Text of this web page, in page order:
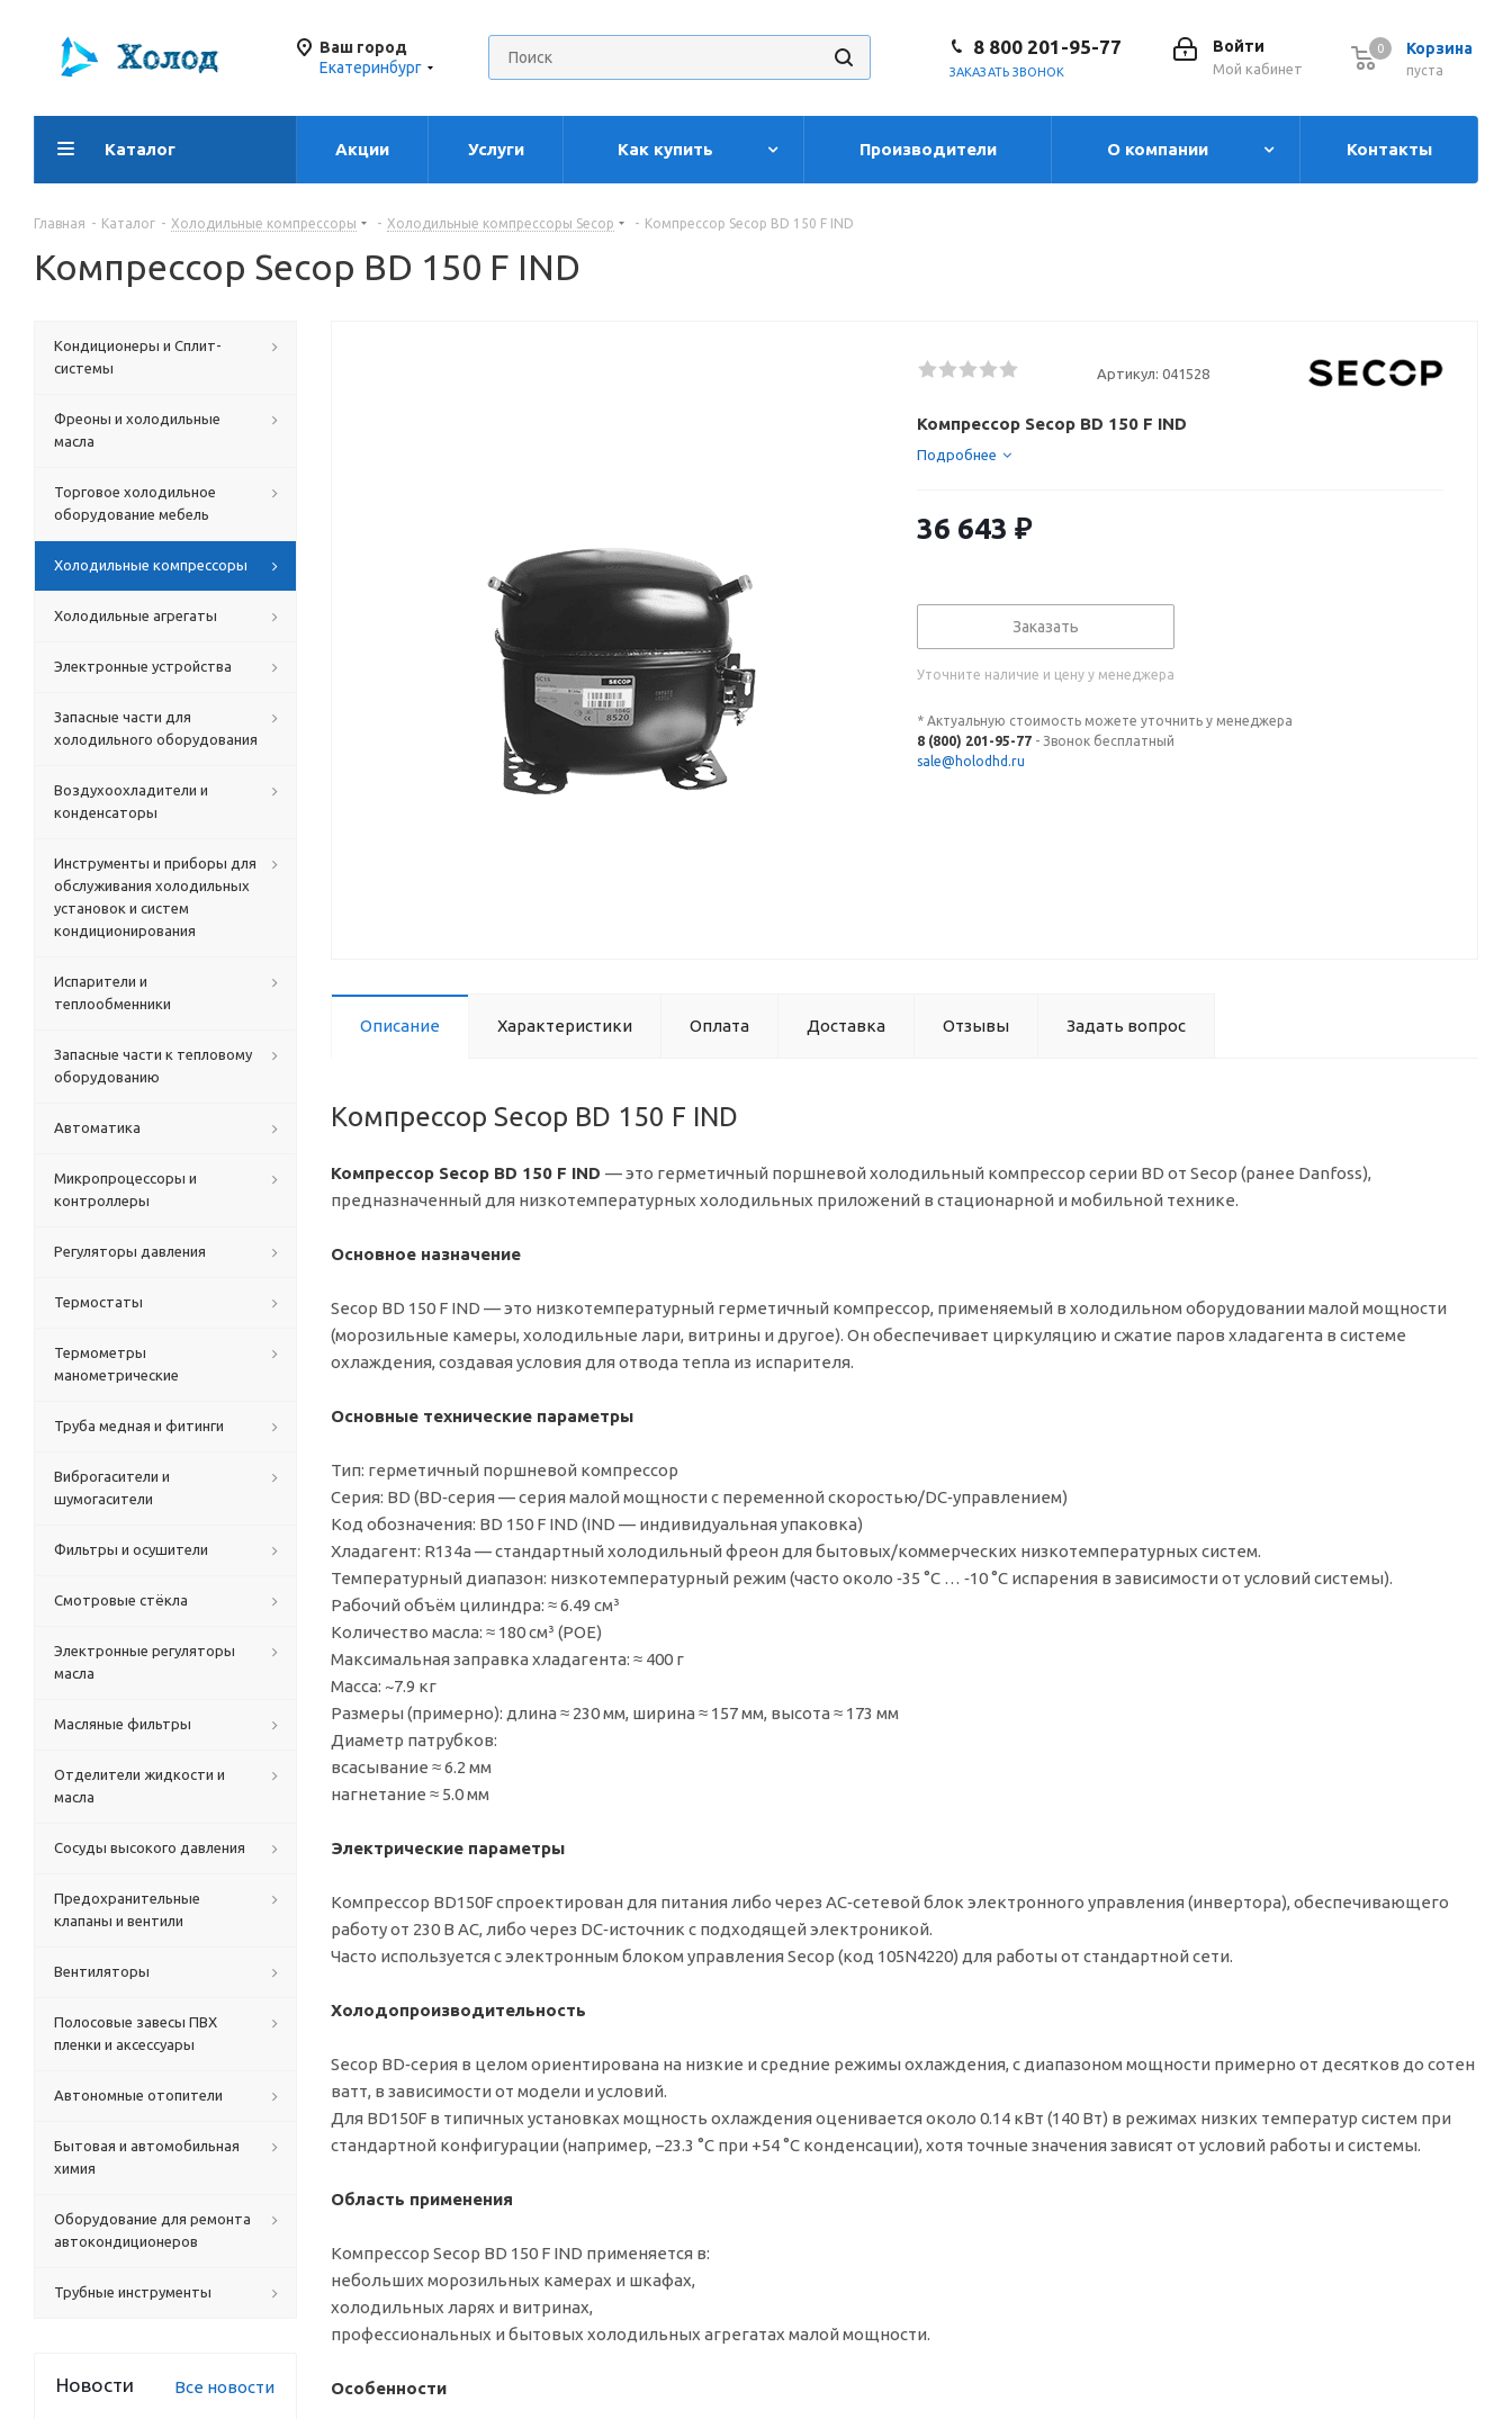
Ваш город
Екатеринбург
Корзина
0
пуста
0
Войти
Мой кабинет
8 800 201-95-77
ЗАКАЗАТЬ ЗВОНОК
Каталог Акции Услуги Как купить Производители О компании Контакты
Главная - Каталог - Холодильные компрессоры - Холодильные компрессоры Secop - Компрессор Secop BD 150 F IND
Компрессор Secop BD 150 F IND
Артикул: 041528
Компрессор Secop BD 150 F IND
Подробнее
36 643 ₽
Заказать
Уточните наличие и цену у менеджера
* Актуальную стоимость можете уточнить у менеджера
8 (800) 201-95-77 - Звонок бесплатный
sale@holodhd.ru
Описание Характеристики Оплата Доставка Отзывы Задать вопрос
Компрессор Secop BD 150 F IND
Компрессор Secop BD 150 F IND — это герметичный поршневой холодильный компрессор серии BD от Secop (ранее Danfoss),
предназначенный для низкотемпературных холодильных приложений в стационарной и мобильной технике.
Основное назначение
Secop BD 150 F IND — это низкотемпературный герметичный компрессор, применяемый в холодильном оборудовании малой мощности
(морозильные камеры, холодильные лари, витрины и другое). Он обеспечивает циркуляцию и сжатие паров хладагента в системе
охлаждения, создавая условия для отвода тепла из испарителя.
Основные технические параметры
Тип: герметичный поршневой компрессор
Серия: BD (BD‑серия — серия малой мощности с переменной скоростью/DC‑управлением)
Код обозначения: BD 150 F IND (IND — индивидуальная упаковка)
Хладагент: R134a — стандартный холодильный фреон для бытовых/коммерческих низкотемпературных систем.
Температурный диапазон: низкотемпературный режим (часто около ‑35 °C … ‑10 °C испарения в зависимости от условий системы).
Рабочий объём цилиндра: ≈ 6.49 см³
Количество масла: ≈ 180 см³ (POE)
Максимальная заправка хладагента: ≈ 400 г
Масса: ~7.9 кг
Размеры (примерно): длина ≈ 230 мм, ширина ≈ 157 мм, высота ≈ 173 мм
Диаметр патрубков:
всасывание ≈ 6.2 мм
нагнетание ≈ 5.0 мм
Электрические параметры
Компрессор BD150F спроектирован для питания либо через AC‑сетевой блок электронного управления (инвертора), обеспечивающего
работу от 230 В AC, либо через DC‑источник с подходящей электроникой.
Часто используется с электронным блоком управления Secop (код 105N4220) для работы от стандартной сети.
Холодопроизводительность
Secop BD‑серия в целом ориентирована на низкие и средние режимы охлаждения, с диапазоном мощности примерно от десятков до сотен
ватт, в зависимости от модели и условий.
Для BD150F в типичных установках мощность охлаждения оценивается около 0.14 кВт (140 Вт) в режимах низких температур систем при
стандартной конфигурации (например, −23.3 °C при +54 °C конденсации), хотя точные значения зависят от условий работы и системы.
Область применения
Компрессор Secop BD 150 F IND применяется в:
небольших морозильных камерах и шкафах,
холодильных ларях и витринах,
профессиональных и бытовых холодильных агрегатах малой мощности.
Особенности
Кондиционеры и Сплит-
системы
Фреоны и холодильные
масла
Торговое холодильное
оборудование мебель
Холодильные компрессоры
Холодильные агрегаты
Электронные устройства
Запасные части для
холодильного оборудования
Воздухоохладители и
конденсаторы
Инструменты и приборы для
обслуживания холодильных
установок и систем
кондиционирования
Испарители и
теплообменники
Запасные части к тепловому
оборудованию
Автоматика
Микропроцессоры и
контроллеры
Регуляторы давления
Термостаты
Термометры
манометрические
Труба медная и фитинги
Виброгасители и
шумогасители
Фильтры и осушители
Смотровые стёкла
Электронные регуляторы
масла
Масляные фильтры
Отделители жидкости и
масла
Сосуды высокого давления
Предохранительные
клапаны и вентили
Вентиляторы
Полосовые завесы ПВХ
пленки и аксессуары
Автономные отопители
Бытовая и автомобильная
химия
Оборудование для ремонта
автокондиционеров
Трубные инструменты
Новости Все новости